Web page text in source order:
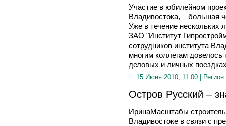
Участие в юбилейном
Владивостока, – большая
Уже в течение нескольких
ЗАО "Институт
сотрудников института
многим коллегам довелось
деловых и личных
15 Июня 2010, 11:00 |
Остров Русский –
ИринаМасштабы
Владивостоке в связи с